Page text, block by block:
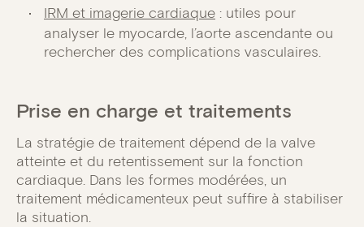
IRM et imagerie cardiaque : utiles pour
analyser le myocarde, l’aorte ascendante ou
rechercher des complications vasculaires.
Prise en charge et traitements
La stratégie de traitement dépend de la valve
atteinte et du retentissement sur la fonction
cardiaque. Dans les formes modérées, un
traitement médicamenteux peut suffire à stabiliser
la situation.